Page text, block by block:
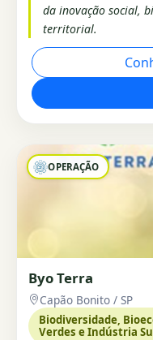
da inovação social,
territorial.
OPERAÇÃO
Byo Terra
Capão Bonito / SP
Biodiversidade,
Verdes e Indústria